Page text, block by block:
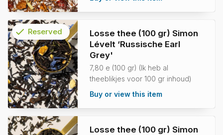
Losse thee (100 gr) Simon
Lévelt ‘Russische Earl
Grey'
7,80 e (100 gr) (Ik heb al
theeblikjes voor 100 gr inhoud)
Buy or view this item
check
info
Reserved
Losse thee (100 gr) Simon